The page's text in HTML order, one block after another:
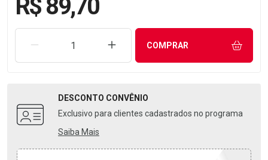
R$ 89,70
REMOVER UMA UNIDADEAUMENTAR UMA UNIDADE
COMPRAR
DESCONTO CONVÊNIO
Exclusivo para clientes cadastrados no programa
Saiba Mais